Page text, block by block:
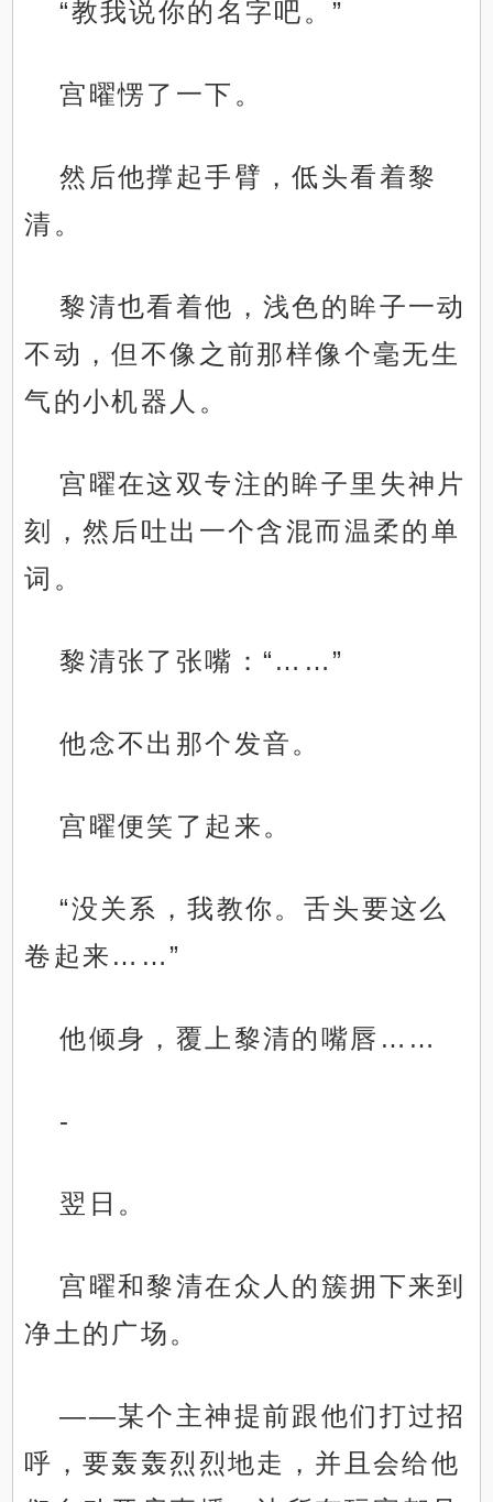
“教我说你的名字吧。”
宫曜愣了一下。
然后他撑起手臂，低头看着黎
清。
黎清也看着他，浅色的眸子一动
不动，但不像之前那样像个毫无生
气的小机器人。
宫曜在这双专注的眸子里失神片
刻，然后吐出一个含混而温柔的单
词。
黎清张了张嘴：“……”
他念不出那个发音。
宫曜便笑了起来。
“没关系，我教你。舌头要这么
卷起来……”
他倾身，覆上黎清的嘴唇……
-
翌日。
宫曜和黎清在众人的簇拥下来到
净土的广场。
——某个主神提前跟他们打过招
呼，要轰轰烈烈地走，并且会给他